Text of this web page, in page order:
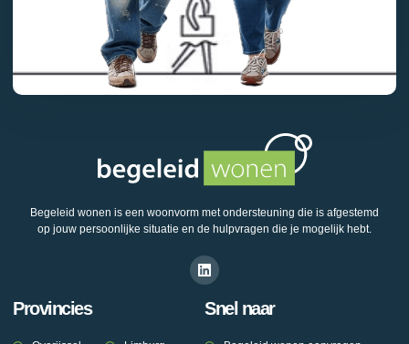
Begeleid wonen is een woonvorm met ondersteuning die is afgestemd
op jouw persoonlijke situatie en de hulpvragen die je mogelijk hebt.
Provincies Snel naar